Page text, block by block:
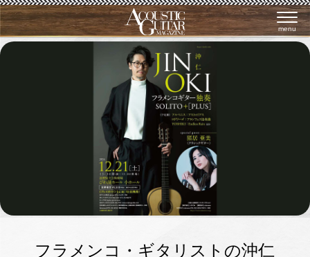
menu
フラメンコ・ギタリストの沖仁